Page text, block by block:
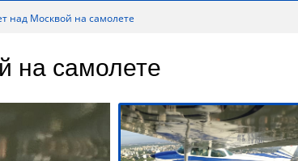
над Москвой на самолете
на самолете